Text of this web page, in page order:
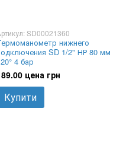
SD00021360
нижнего
SD 1/2" НР 80 мм
4 бар
цена грн
Купити